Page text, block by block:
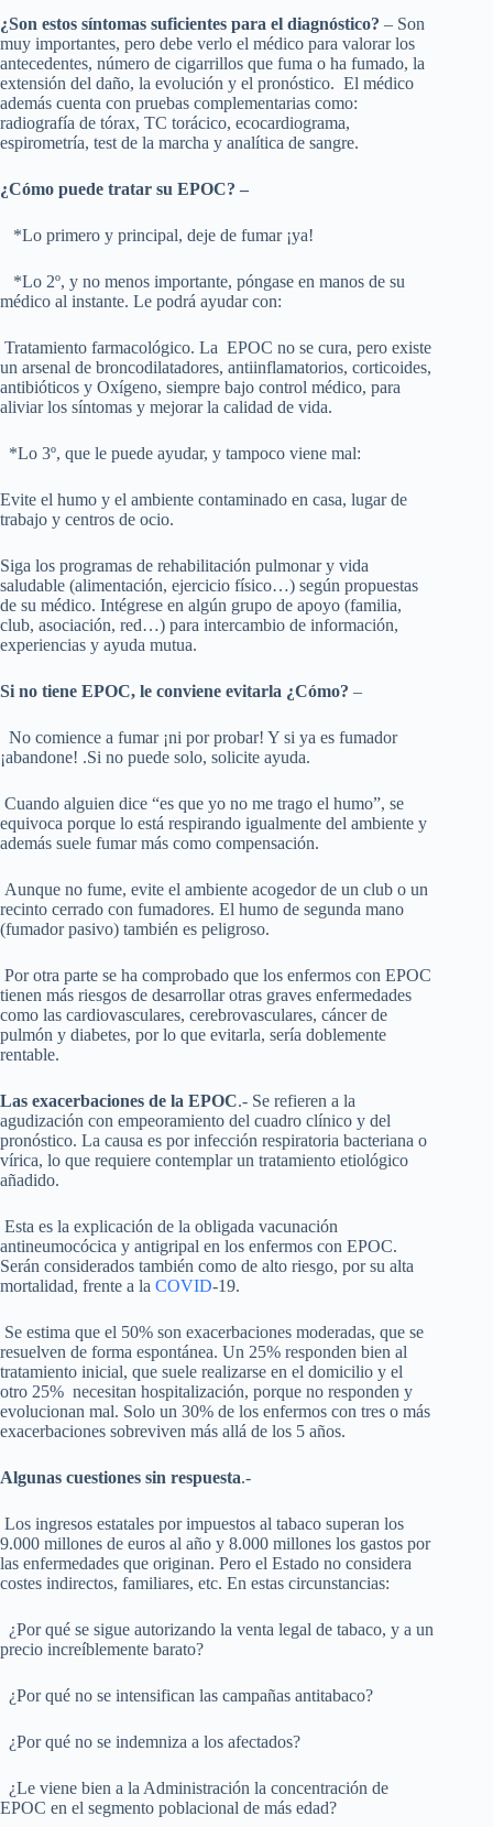
¿Son estos síntomas suficientes para el diagnóstico? – Son
muy importantes, pero debe verlo el médico para valorar los
antecedentes, número de cigarrillos que fuma o ha fumado, la
extensión del daño, la evolución y el pronóstico. El médico
además cuenta con pruebas complementarias como:
radiografía de tórax, TC torácico, ecocardiograma,
espirometría, test de la marcha y analítica de sangre.
¿Cómo puede tratar su EPOC? –
*Lo primero y principal, deje de fumar ¡ya!
*Lo 2º, y no menos importante, póngase en manos de su
médico al instante. Le podrá ayudar con:
Tratamiento farmacológico. La EPOC no se cura, pero existe
un arsenal de broncodilatadores, antiinflamatorios, corticoides,
antibióticos y Oxígeno, siempre bajo control médico, para
aliviar los síntomas y mejorar la calidad de vida.
*Lo 3º, que le puede ayudar, y tampoco viene mal:
Evite el humo y el ambiente contaminado en casa, lugar de
trabajo y centros de ocio.
Siga los programas de rehabilitación pulmonar y vida
saludable (alimentación, ejercicio físico…) según propuestas
de su médico. Intégrese en algún grupo de apoyo (familia,
club, asociación, red…) para intercambio de información,
experiencias y ayuda mutua.
Si no tiene EPOC, le conviene evitarla ¿Cómo? –
No comience a fumar ¡ni por probar! Y si ya es fumador
¡abandone! .Si no puede solo, solicite ayuda.
Cuando alguien dice “es que yo no me trago el humo”, se
equivoca porque lo está respirando igualmente del ambiente y
además suele fumar más como compensación.
Aunque no fume, evite el ambiente acogedor de un club o un
recinto cerrado con fumadores. El humo de segunda mano
(fumador pasivo) también es peligroso.
Por otra parte se ha comprobado que los enfermos con EPOC
tienen más riesgos de desarrollar otras graves enfermedades
como las cardiovasculares, cerebrovasculares, cáncer de
pulmón y diabetes, por lo que evitarla, sería doblemente
rentable.
Las exacerbaciones de la EPOC.- Se refieren a la
agudización con empeoramiento del cuadro clínico y del
pronóstico. La causa es por infección respiratoria bacteriana o
vírica, lo que requiere contemplar un tratamiento etiológico
añadido.
Esta es la explicación de la obligada vacunación
antineumocócica y antigripal en los enfermos con EPOC.
Serán considerados también como de alto riesgo, por su alta
mortalidad, frente a la COVID-19.
Se estima que el 50% son exacerbaciones moderadas, que se
resuelven de forma espontánea. Un 25% responden bien al
tratamiento inicial, que suele realizarse en el domicilio y el
otro 25% necesitan hospitalización, porque no responden y
evolucionan mal. Solo un 30% de los enfermos con tres o más
exacerbaciones sobreviven más allá de los 5 años.
Algunas cuestiones sin respuesta.-
Los ingresos estatales por impuestos al tabaco superan los
9.000 millones de euros al año y 8.000 millones los gastos por
las enfermedades que originan. Pero el Estado no considera
costes indirectos, familiares, etc. En estas circunstancias:
¿Por qué se sigue autorizando la venta legal de tabaco, y a un
precio increíblemente barato?
¿Por qué no se intensifican las campañas antitabaco?
¿Por qué no se indemniza a los afectados?
¿Le viene bien a la Administración la concentración de
EPOC en el segmento poblacional de más edad?